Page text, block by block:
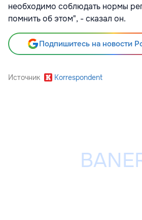
необходимо соблюдать нормы
помнить об этом", - сказал он.
Подпишитесь на новости
Источник Korrespondent